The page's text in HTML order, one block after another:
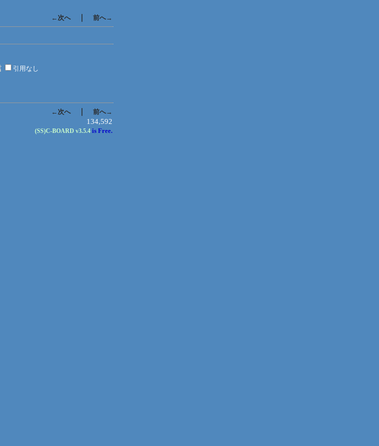
←次へ｜ 前へ→
引用なし
←次へ｜ 前へ→
134,592
(SS)C-BOARD v3.5.4 is Free.